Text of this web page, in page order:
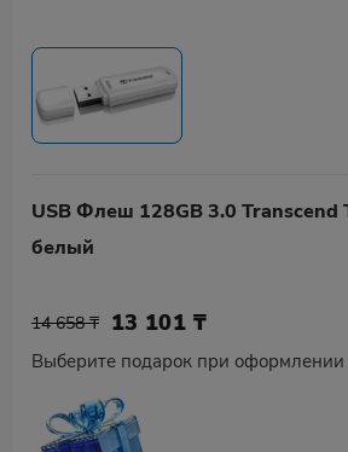
USB Флеш 128GB 3.0 Transcend
белый
14 658 ₸ 13 101 ₸
Выберите подарок при оформлении